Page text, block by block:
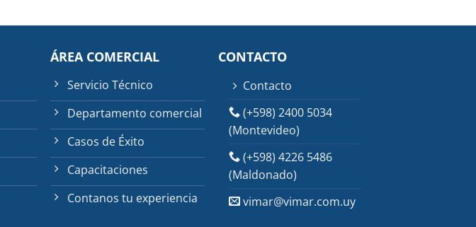
ÁREA COMERCIAL
Servicio Técnico
Departamento comercial
Casos de Éxito
Capacitaciones
Contanos tu experiencia
CONTACTO
Contacto
(+598) 2400 5034
(Montevideo)
(+598) 4226 5486
(Maldonado)
vimar@vimar.com.uy